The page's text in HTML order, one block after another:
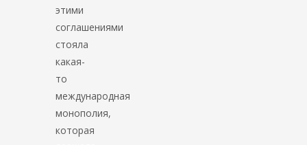
этими
соглашениями
стояла
какая-
то
международная
монополия,
которая